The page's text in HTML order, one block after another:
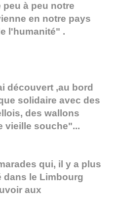
peu à peu notre
en notre pays
l'humanité" .
découvert ,au bord
solidaire avec des
des wallons
vieille souche"...
qui, il y a plus
dans le Limbourg
aux